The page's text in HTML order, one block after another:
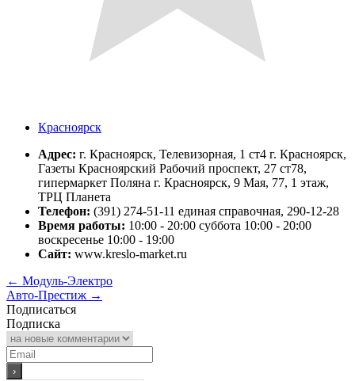
Красноярск
Адрес: г. Красноярск, Телевизорная, 1 ст4 г. Красноярск,
Газеты Красноярский Рабочий проспект, 27 ст78,
гипермаркет Поляна г. Красноярск, 9 Мая, 77, 1 этаж,
ТРЦ Планета
Телефон: (391) 274-51-11 единая справочная, 290-12-28
Время работы: 10:00 - 20:00 суббота 10:00 - 20:00
воскресенье 10:00 - 19:00
Сайт: www.kreslo-market.ru
← Модуль-Электро
Авто-Престиж →
Подписаться
Подписка